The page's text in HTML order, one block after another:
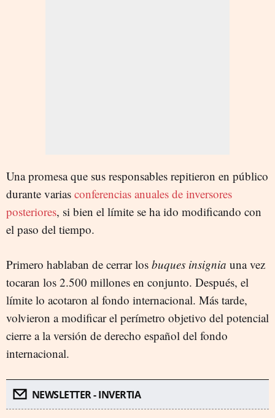
Una promesa que sus responsables repitieron en público
durante varias conferencias anuales de inversores
posteriores, si bien el límite se ha ido modificando con
el paso del tiempo.
Primero hablaban de cerrar los buques insignia una vez
tocaran los 2.500 millones en conjunto. Después, el
límite lo acotaron al fondo internacional. Más tarde,
volvieron a modificar el perímetro objetivo del potencial
cierre a la versión de derecho español del fondo
internacional.
NEWSLETTER - INVERTIA